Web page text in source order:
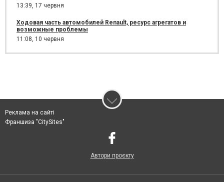
13:39, 17 червня
Ходовая часть автомобилей Renault, ресурс агрегатов и
возможные проблемы
11:08, 10 червня
Реклама на сайті
Франшиза "CitySites"
Автори проєкту